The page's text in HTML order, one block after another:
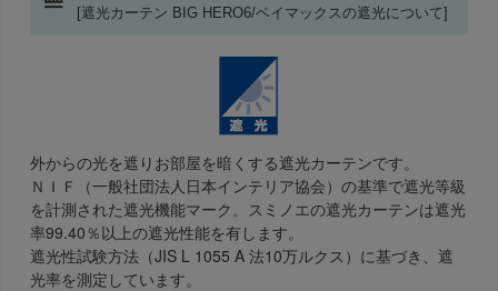
[遮光カーテン BIG HERO6/ベイマックスの遮光について]
外からの光を遮りお部屋を暗くする遮光カーテンです。
ＮＩＦ（一般社団法人日本インテリア協会）の基準で遮光等級
を計測された遮光機能マーク。スミノエの遮光カーテンは遮光
率99.40％以上の遮光性能を有します。
遮光性試験方法（JIS L 1055 A 法10万ルクス）に基づき、遮
光率を測定しています。